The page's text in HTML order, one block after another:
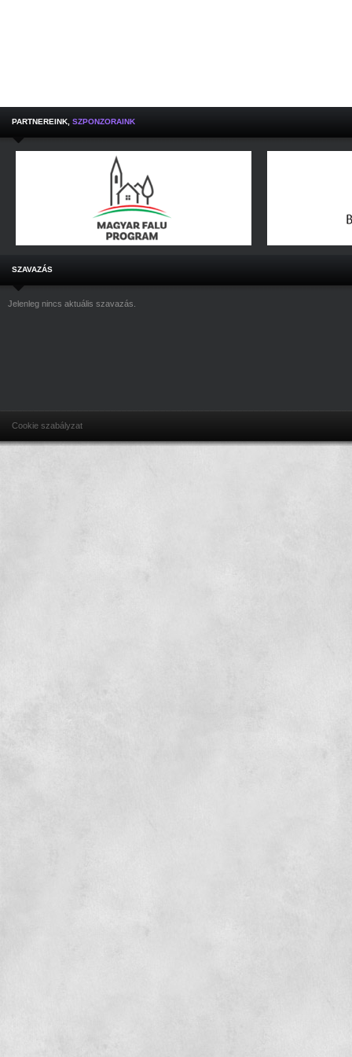
PARTNEREINK, SZPONZORAINK
SZAVAZÁS
Jelenleg nincs aktuális szavazás.
Cookie szabályzat